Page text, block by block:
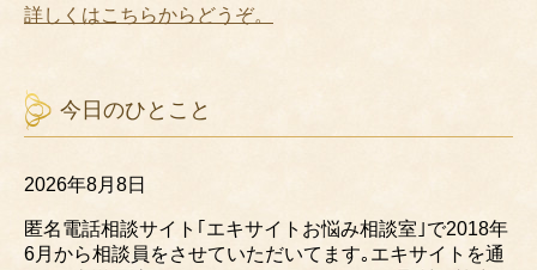
詳しくはこちらからどうぞ。
今日のひとこと
2026年8月8日
匿名電話相談サイト｢エキサイトお悩み相談室｣で2018年
6月から相談員をさせていただいてます｡エキサイトを通